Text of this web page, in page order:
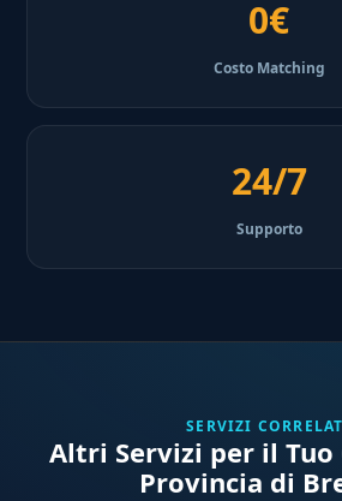
0€
Costo Matching
24/7
Supporto
SERVIZI
Altri Servizi per il
Provincia di